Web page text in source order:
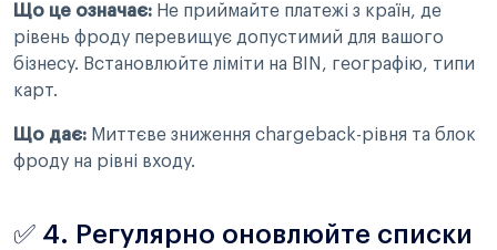
Що це означає: Не приймайте платежі з країн, де
рівень фроду перевищує допустимий для вашого
бізнесу. Встановлюйте ліміти на BIN, географію, типи
карт.
Що дає: Миттєве зниження chargeback-рівня та блок
фроду на рівні входу.
✅ 4. Регулярно оновлюйте списки